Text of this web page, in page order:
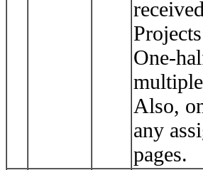
One-
Also,
any
pages.